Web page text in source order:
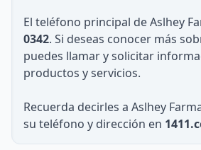
El teléfono principal de Aslhey
0342. Si deseas conocer más
puedes llamar y solicitar
productos y servicios.
Recuerda decirles a Aslhey
su teléfono y dirección en